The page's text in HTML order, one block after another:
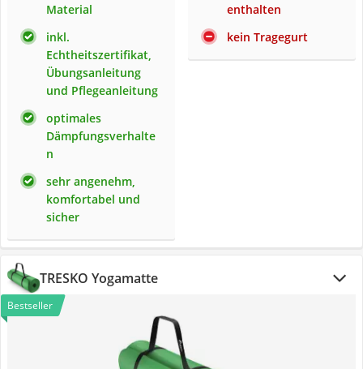
Material
inkl.
Echtheitszertifikat,
Übungsanleitung
und Pflegeanleitung
optimales
Dämpfungsverhalte
n
sehr angenehm,
komfortabel und
sicher
enthalten
kein Tragegurt
TRESKO Yogamatte
Bestseller